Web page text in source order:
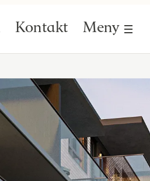
Kontakt Meny